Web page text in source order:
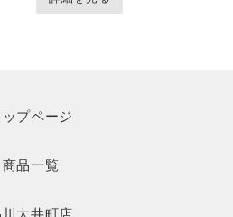
ップページ
商品一覧
大井町店